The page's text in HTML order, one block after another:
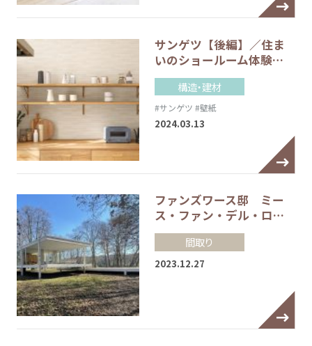
サンゲツ【後編】／住ま
いのショールーム体験…
構造・建材
#サンゲツ #壁紙
2024.03.13
ファンズワース邸 ミー
ス・ファン・デル・ロ…
間取り
2023.12.27